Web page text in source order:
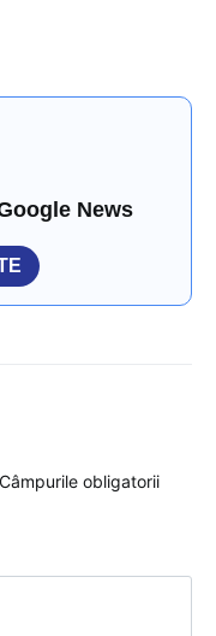
News
Câmpurile obligatorii